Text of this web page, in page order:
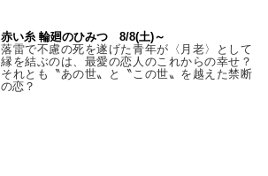
赤い糸 輪廻のひみつ 8/8(土)～
落雷で不慮の死を遂げた青年が〈月老〉として
縁を結ぶのは、最愛の恋人のこれからの幸せ？
それとも〝あの世〟と〝この世〟を越えた禁断
の恋？